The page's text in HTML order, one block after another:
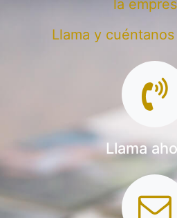
la
Llama y
Llama